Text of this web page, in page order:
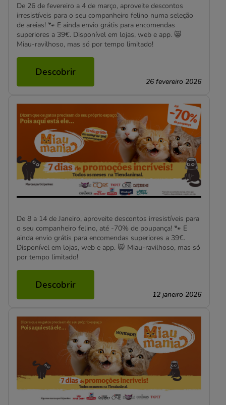
De 26 de fevereiro a 4 de março, aproveite descontos
irresistíveis para o seu companheiro felino numa seleção
de areias! 🐾 E ainda envio grátis para encomendas
superiores a 39€. Disponível em lojas, web e app. 😸
Miau-ravilhoso, mas só por tempo limitado!
Descobrir
26 fevereiro 2026
De 8 a 14 de Janeiro, aproveite descontos irresistíveis para
o seu companheiro felino, até -70% de poupança! 🐾 E
ainda envio grátis para encomendas superiores a 39€.
Disponível em lojas, web e app. 😸 Miau-ravilhoso, mas só
por tempo limitado!
Descobrir
12 janeiro 2026